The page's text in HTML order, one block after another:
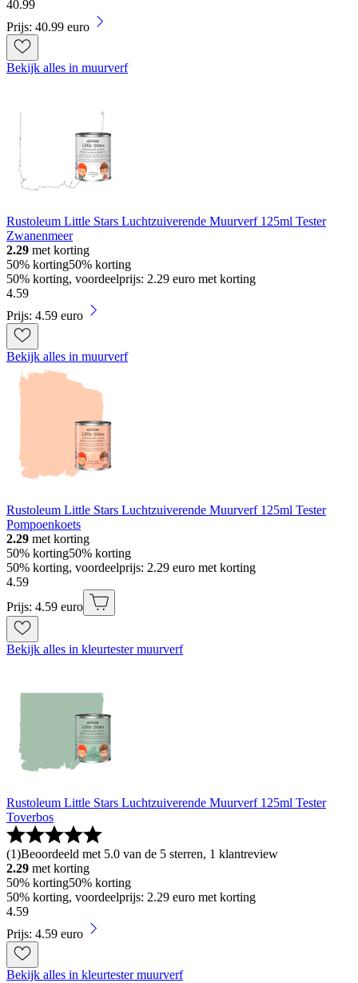
40.99
Prijs: 40.99 euro
Bekijk alles in muurverf
Rustoleum Little Stars Luchtzuiverende Muurverf 125ml Tester
Zwanenmeer
2.29 met korting
50% korting50% korting
50% korting, voordeelprijs: 2.29 euro met korting
4.59
Prijs: 4.59 euro
Bekijk alles in muurverf
Rustoleum Little Stars Luchtzuiverende Muurverf 125ml Tester
Pompoenkoets
2.29 met korting
50% korting50% korting
50% korting, voordeelprijs: 2.29 euro met korting
4.59
Prijs: 4.59 euro
Bekijk alles in kleurtester muurverf
Rustoleum Little Stars Luchtzuiverende Muurverf 125ml Tester
Toverbos
(1)Beoordeeld met 5.0 van de 5 sterren, 1 klantreview
2.29 met korting
50% korting50% korting
50% korting, voordeelprijs: 2.29 euro met korting
4.59
Prijs: 4.59 euro
Bekijk alles in kleurtester muurverf